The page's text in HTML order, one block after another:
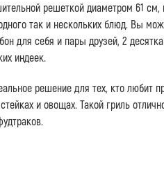
решеткой диаметром 61
так и нескольких блюд. Вы
для себя и пары друзей, 2
индеек.
решение для тех, кто любит
и овощах. Такой гриль